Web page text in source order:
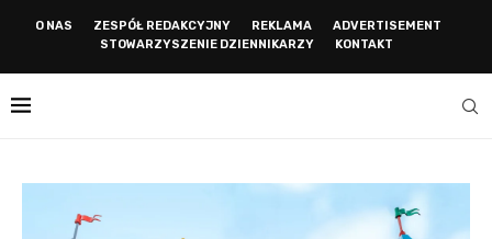
O NAS ZESPÓŁ REDAKCYJNY REKLAMA
ADVERTISEMENT
STOWARZYSZENIE DZIENNIKARZY
KONTAKT